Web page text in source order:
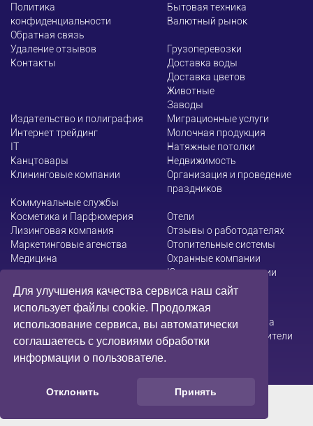
Для улучшения качества сервиса наш сайт
использует файлы cookie. Продолжая
использование сервиса, вы автоматически
соглашаетесь с условиями обработки
информации о пользователе.
Отклонить Принять
Политика
конфиденциальности
Обратная связь
Удаление отзывов
Контакты
Бытовая техника
Валютный рынок
Грузоперевозки
Доставка воды
Доставка цветов
Животные
Заводы
Издательство и полиграфия
Интернет трейдинг
ІТ
Канцтовары
Клининговые компании
Коммунальные службы
Косметика и Парфюмерия
Лизинговая компания
Маркетинговые агенства
Медицина
Миграционные услуги
Молочная продукция
Натяжные потолки
Недвижимость
Организация и проведение
праздников
Отели
Отзывы о работодателях
Отопительные системы
Охранные компании
Юридические компании
Администрация сайта не несет ответственности за
содержание информации, которую размещают посетители